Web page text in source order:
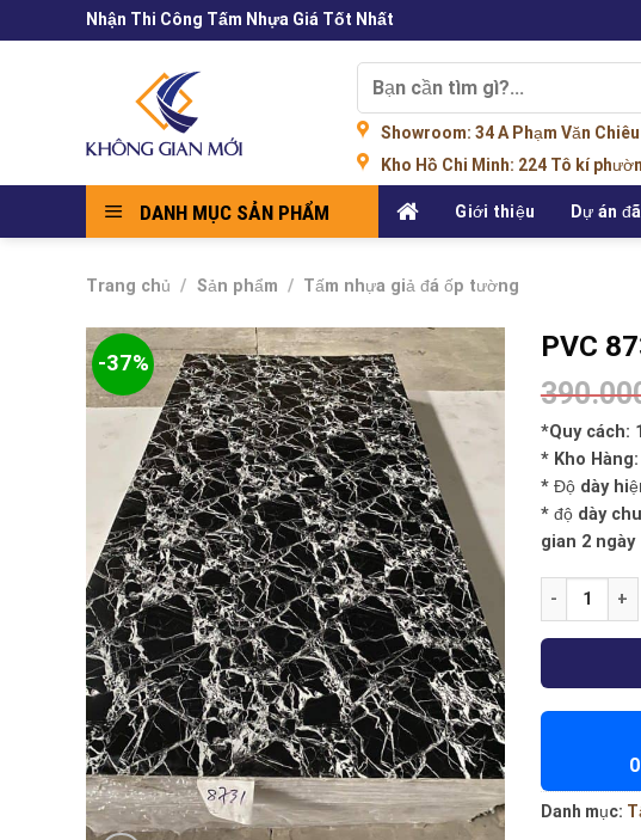
to
Nhận Thi Công Tấm Nhựa Giá Tốt Nhất
kiếm:
Showroom: 34 A Phạm Văn
Kho Hồ Chi Minh: 224 Tô kí
DANH MỤC SẢN PHẨM Giới thiệu Dự án
Trang chủ / Sản phẩm / Tấm nhựa giả đá ốp tường
-37%
PVC
*Quy cách:
* Kho
* Độ dày
* độ dày
gian 2 ngày
PVC 8731 số
Danh mục: